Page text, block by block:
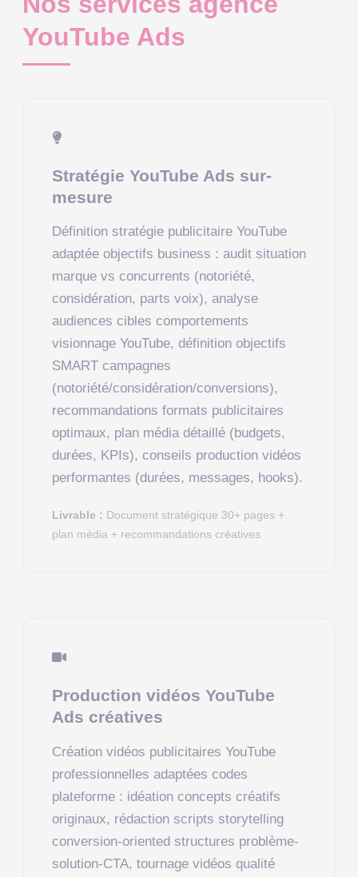
YouTube Ads
Stratégie YouTube Ads sur-
mesure
Définition stratégie publicitaire YouTube
adaptée objectifs business : audit situation
marque vs concurrents (notoriété,
considération, parts voix), analyse
audiences cibles comportements
visionnage YouTube, définition objectifs
SMART campagnes
(notoriété/considération/conversions),
recommandations formats publicitaires
optimaux, plan média détaillé (budgets,
durées, KPIs), conseils production vidéos
performantes (durées, messages, hooks).
Livrable : Document stratégique 30+ pages +
plan média + recommandations créatives
Production vidéos YouTube
Ads créatives
Création vidéos publicitaires YouTube
professionnelles adaptées codes
plateforme : idéation concepts créatifs
originaux, rédaction scripts storytelling
conversion-oriented structures problème-
solution-CTA, tournage vidéos qualité